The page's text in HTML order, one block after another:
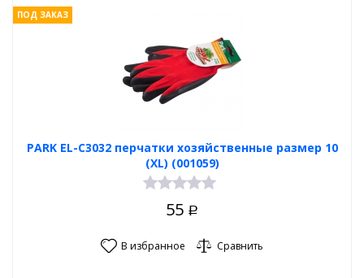
PARK EL-C3032 перчатки хозяйственные размер 10
(XL) (001059)
ПОД ЗАКАЗ
55 Р
В избранное Сравнить